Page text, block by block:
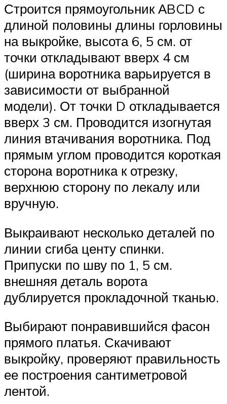
Строится прямоугольник АBCD с
длиной половины длины горловины
на выкройке, высота 6, 5 см. от
точки откладывают вверх 4 см
(ширина воротника варьируется в
зависимости от выбранной
модели). От точки D откладывается
вверх 3 см. Проводится изогнутая
линия втачивания воротника. Под
прямым углом проводится короткая
сторона воротника к отрезку,
верхнюю сторону по лекалу или
вручную.
Выкраивают несколько деталей по
линии сгиба центу спинки.
Припуски по шву по 1, 5 см.
внешняя деталь ворота
дублируется прокладочной тканью.
Выбирают понравившийся фасон
прямого платья. Скачивают
выкройку, проверяют правильность
ее построения сантиметровой
лентой.